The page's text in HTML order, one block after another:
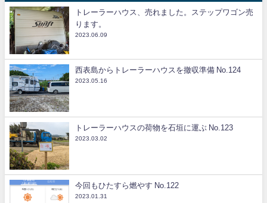
トレーラーハウス、売れました。ステップワゴン売
ります。
2023.06.09
西表島からトレーラーハウスを撤収準備 No.124
2023.05.16
トレーラーハウスの荷物を石垣に運ぶ No.123
2023.03.02
今回もひたすら燃やす No.122
2023.01.31